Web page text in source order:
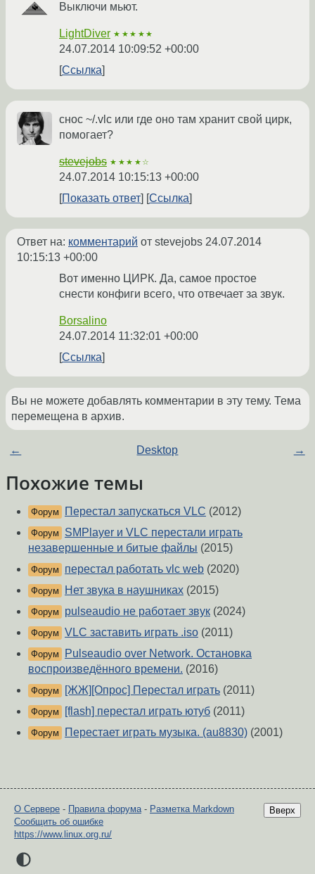
Выключи мьют.
LightDiver ★★★★★
24.07.2014 10:09:52 +00:00
Ссылка
снос ~/.vlc или где оно там хранит свой цирк,
помогает?
stevejobs ★★★★☆
24.07.2014 10:15:13 +00:00
Показать ответ
Ссылка
Ответ на: комментарий от stevejobs 24.07.2014
10:15:13 +00:00
Вот именно ЦИРК. Да, самое простое
снести конфиги всего, что отвечает за звук.
Borsalino
24.07.2014 11:32:01 +00:00
Ссылка
Вы не можете добавлять комментарии в эту тему. Тема
перемещена в архив.
← Desktop →
Похожие темы
Форум Перестал запускаться VLC (2012)
Форум
SMPlayer и VLC перестали играть
незавершенные и битые файлы (2015)
Форум перестал работать vlc web (2020)
Форум Нет звука в наушниках (2015)
Форум pulseaudio не работает звук (2024)
Форум VLC заставить играть .iso (2011)
Форум
Pulseaudio over Network. Остановка
воспроизведённого времени. (2016)
Форум [ЖЖ][Опрос] Перестал играть (2011)
Форум [flash] перестал играть ютуб (2011)
Форум Перестает играть музыка. (au8830) (2001)
Вверх
О Сервере - Правила форума- Разметка Markdown
Сообщить об ошибке
https://www.linux.org.ru/